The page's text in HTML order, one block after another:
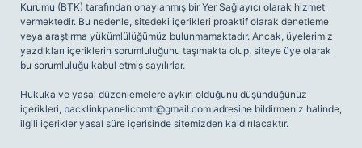
Kurumu (BTK) tarafından onaylanmış bir Yer Sağlayıcı olarak hizmet
vermektedir. Bu nedenle, sitedeki içerikleri proaktif olarak denetleme
veya araştırma yükümlülüğümüz bulunmamaktadır. Ancak, üyelerimiz
yazdıkları içeriklerin sorumluluğunu taşımakta olup, siteye üye olarak
bu sorumluluğu kabul etmiş sayılırlar.
Hukuka ve yasal düzenlemelere aykırı olduğunu düşündüğünüz
içerikleri, backlinkpanelicomtr@gmail.com adresine bildirmeniz halinde,
ilgili içerikler yasal süre içerisinde sitemizden kaldırılacaktır.